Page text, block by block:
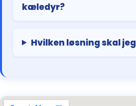
kæledyr?
Hvilken løsning skal